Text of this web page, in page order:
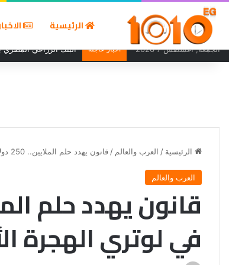
الرئيسية
الجمعة, أغسطس 7 2026 أخبار عاجلة البنك الزراعي المصري
الرئيسية / العرب والعالم / قانون يهدد حلم الملايين.. 250 دولارًا للتقديم في لوتري الهجرة الأمريكية 2027
العرب والعالم
في لوتري الهجرة